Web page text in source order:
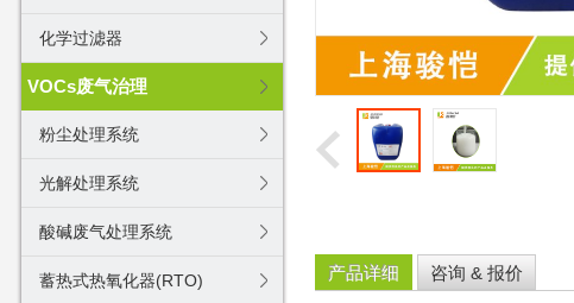
化学过滤器
VOCs废气治理
粉尘处理系统
光解处理系统
酸碱废气处理系统
蓄热式热氧化器(RTO) 产品详细 咨询 & 报价